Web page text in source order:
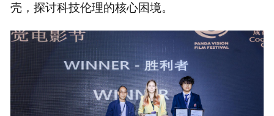
壳，探讨科技伦理的核心困境。